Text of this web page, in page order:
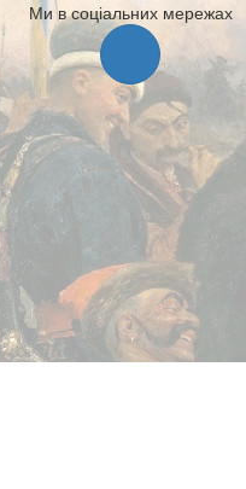
Ми в соціальних мережах